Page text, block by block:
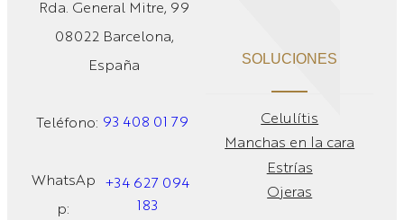
Rda. General Mitre, 99
08022 Barcelona,
España
Teléfono: 93 408 01 79
WhatsAp
p:
+34 627 094
183
SOLUCIONES
Celulítis
Manchas en la cara
Estrías
Ojeras